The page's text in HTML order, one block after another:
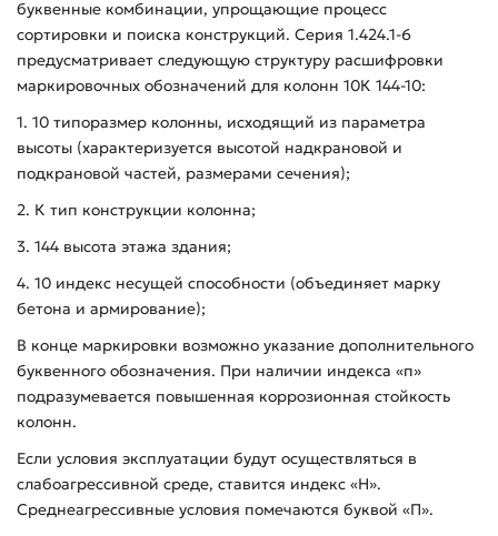
буквенные комбинации, упрощающие процесс
сортировки и поиска конструкций. Серия 1.424.1-6
предусматривает следующую структуру расшифровки
маркировочных обозначений для колонн 10К 144-10:
1. 10 типоразмер колонны, исходящий из параметра
высоты (характеризуется высотой надкрановой и
подкрановой частей, размерами сечения);
2. К тип конструкции колонна;
3. 144 высота этажа здания;
4. 10 индекс несущей способности (объединяет марку
бетона и армирование);
В конце маркировки возможно указание дополнительного
буквенного обозначения. При наличии индекса «п»
подразумевается повышенная коррозионная стойкость
колонн.
Если условия эксплуатации будут осуществляться в
слабоагрессивной среде, ставится индекс «Н».
Среднеагрессивные условия помечаются буквой «П».